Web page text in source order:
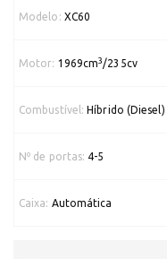
Modelo: XC60
Motor: 1969cm3/235cv
Combustível: Híbrido (Diesel)
Nº de portas: 4-5
Caixa: Automática